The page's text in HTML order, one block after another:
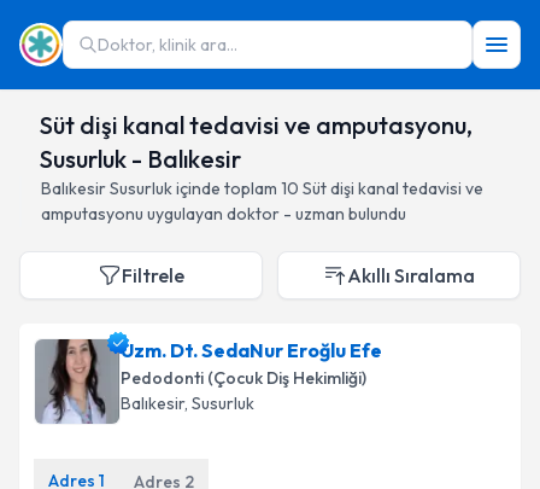
Doktor, klinik ara...
Süt dişi kanal tedavisi ve amputasyonu,
Susurluk - Balıkesir
BalıkesirSusurlukiçinde toplam 10 Süt dişi kanal tedavisi ve
amputasyonu uygulayan doktor - uzman bulundu
Filtrele Akıllı Sıralama
Uzm. Dt. SedaNur Eroğlu Efe
Pedodonti (Çocuk Diş Hekimliği)
Balıkesir, Susurluk
Adres 1 Adres 2